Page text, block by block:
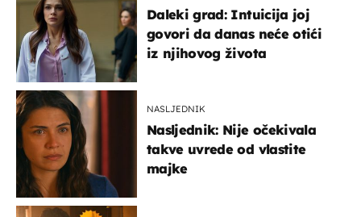
Daleki grad: Intuicija joj
govori da danas neće otići
iz njihovog života
NASLJEDNIK
Nasljednik: Nije očekivala
takve uvrede od vlastite
majke